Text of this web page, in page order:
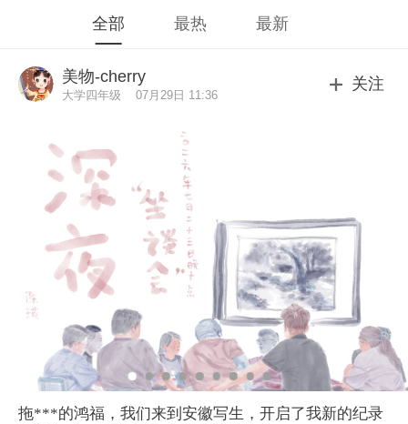
全部 最热 最新
美物-cherry
大学四年级 07月29日 11:36
关注
拖***的鸿福，我们来到安徽写生，开启了我新的纪录